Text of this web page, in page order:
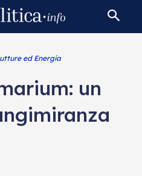
ed Energia
un